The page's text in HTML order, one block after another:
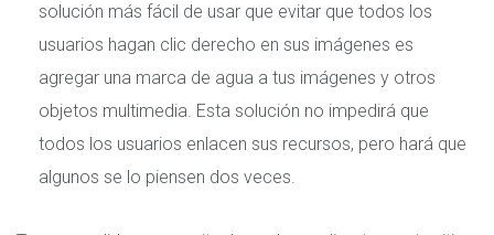
solución más fácil de usar que evitar que todos los
usuarios hagan clic derecho en sus imágenes es
agregar una marca de agua a tus imágenes y otros
objetos multimedia. Esta solución no impedirá que
todos los usuarios enlacen sus recursos, pero hará que
algunos se lo piensen dos veces.